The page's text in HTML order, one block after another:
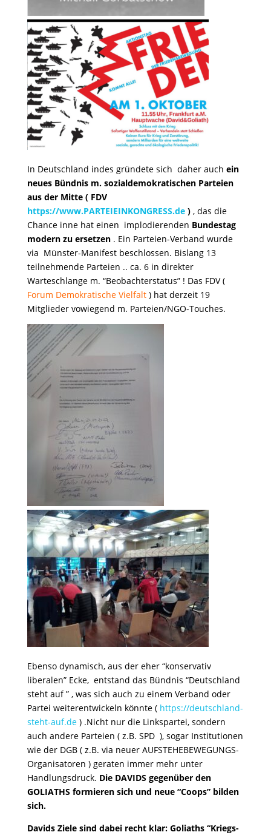
In Deutschland indes gründete sich daher auch ein
neues Bündnis m. sozialdemokratischen Parteien
aus der Mitte ( FDV
https://www.PARTEIEINKONGRESS.de) , das die
Chance inne hat einen implodierenden Bundestag
modern zu ersetzen. Ein Parteien-Verband wurde
via Münster-Manifest beschlossen. Bislang 13
teilnehmende Parteien .. ca. 6 in direkter
Warteschlange m. “Beobachterstatus” ! Das FDV (
Forum Demokratische Vielfalt) hat derzeit 19
Mitglieder vowiegend m. Parteien/NGO-Touches.
Ebenso dynamisch, aus der eher “konservativ
liberalen” Ecke, entstand das Bündnis “Deutschland
steht auf ” , was sich auch zu einem Verband oder
Partei weiterentwickeln könnte ( https://deutschland-
steht-auf.de) .Nicht nur die Linkspartei, sondern
auch andere Parteien ( z.B. SPD ), sogar Institutionen
wie der DGB ( z.B. via neuer AUFSTEHEBEWEGUNGS-
Organisatoren ) geraten immer mehr unter
Handlungsdruck. Die DAVIDS gegenüber den
GOLIATHS formieren sich und neue “Coops” bilden
sich.
Davids Ziele sind dabei recht klar: Goliaths “Kriegs-